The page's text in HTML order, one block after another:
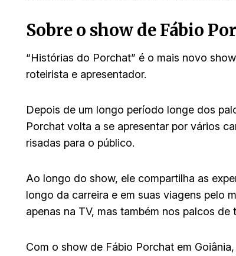
Sobre o show de Fábio
“Histórias do Porchat” é o mais novo
roteirista e apresentador.
Depois de um longo período longe dos
Porchat volta a se apresentar por vários
risadas para o público.
Ao longo do show, ele compartilha as
longo da carreira e em suas viagens pelo
apenas na TV, mas também nos palcos
Com o show de Fábio Porchat em